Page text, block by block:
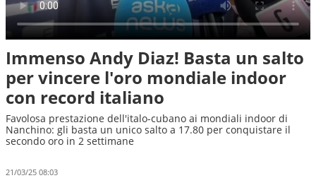
Immenso Andy Diaz! Basta un salto
per vincere l'oro mondiale indoor
con record italiano
Favolosa prestazione dell'italo-cubano ai mondiali indoor di
Nanchino: gli basta un unico salto a 17.80 per conquistare il
secondo oro in 2 settimane
21/03/25 08:03